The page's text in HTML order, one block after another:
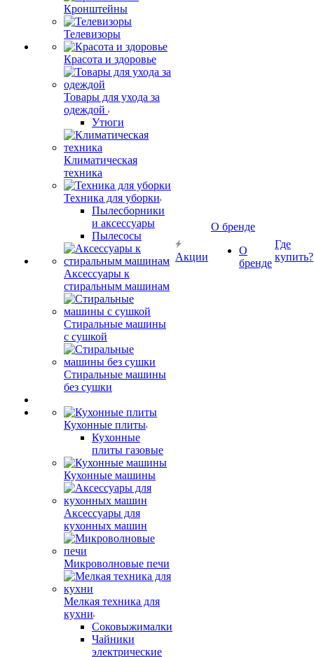
Кронштейны
Телевизоры
Красота и здоровье
Товары для ухода за
одеждой
Утюги
Климатическая
техника
Техника для уборки
Пылесборники
и аксессуары
Пылесосы
Аксессуары к
стиральным машинам
Стиральные машины
с сушкой
Стиральные машины
без сушки
Кухонные плиты
Кухонные
плиты газовые
Кухонные машины
Аксессуары для
кухонных машин
Микроволновые печи
Мелкая техника для
кухни
Соковыжималки
Чайники
электрические
Акции
О бренде
О
бренде
Где
купить?